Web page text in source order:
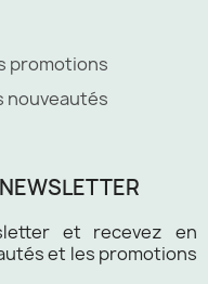
promotions
nouveautés
et recevez en
et les promotions